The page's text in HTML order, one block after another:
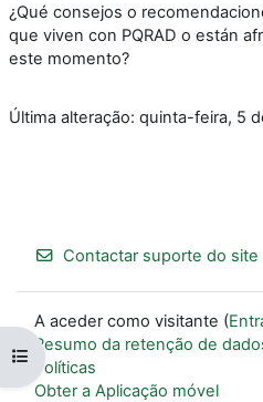
Abrir índice da disciplina
¿Qué consejos o
que viven con PQRAD o están
este momento?
Última alteração: quinta-feira, 5
Contactar suporte do site
A aceder como visitante (
Resumo da retenção de
Políticas
Obter a Aplicação móvel